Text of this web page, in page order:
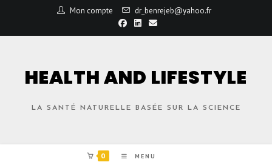
Mon compte dr_benrejeb@yahoo.fr
HEALTH AND LIFESTYLE
LA SANTÉ NATURELLE BASÉE SUR LA SCIENCE
0 MENU